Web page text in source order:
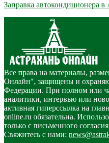
Заправка автокондиционера в
Все права на материалы,
Онлайн", защищены и
Федерации. При полном или
аналитики, интервью или
активная гиперссылка на
online.ru обязательна.
только с письменного
Свяжитесь с нами: